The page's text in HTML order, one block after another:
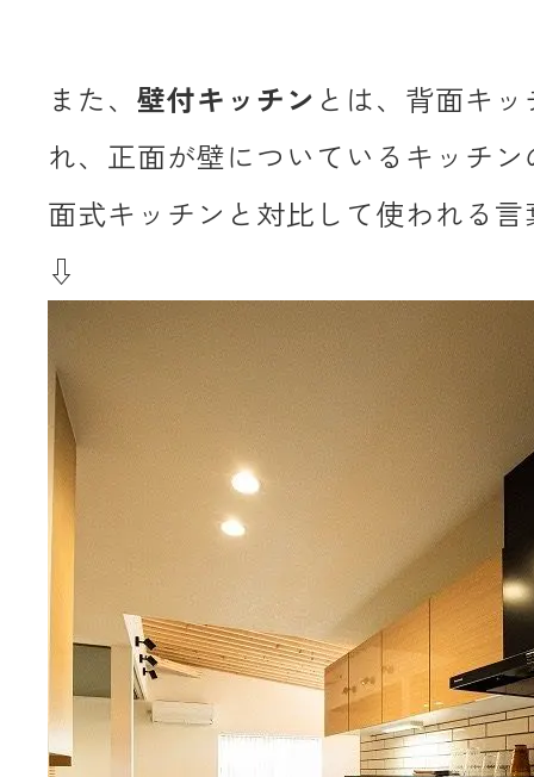
また、 壁付キッチン とは、背面キ
れ、正面が壁についているキッチ
面式キッチンと対比して使われる言
⇩